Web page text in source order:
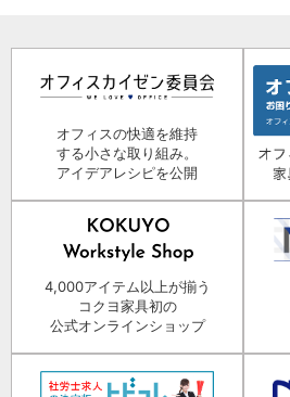
オフィスの快適を維持
する小さな取り組み。
アイデアレシピを公開
4,000アイテム以上が揃う
コクヨ家具初の
公式オンラインショップ